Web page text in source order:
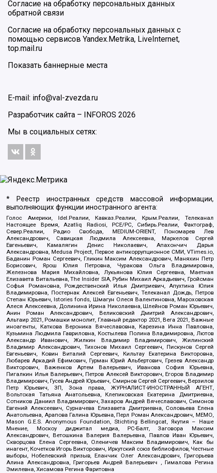
Согласие на обработку персональных данных
обратной связи
Согласие на обработку персональных данных с
помощью сервисов Yandex.Metrika, LiveInternet,
top.mail.ru
Показать баннерные места
E-mail: info@val-zvezda.ru
Разработчик сайта –
INFOROS 2026
Мы в социальных сетях:
* Реестр иностранных средств массовой информации,
выполняющих функции иностранного агента:
Голос Америки, Idel.Реалии, Кавказ.Реалии, Крым.Реалии, Телеканал
Настоящее Время, Azatliq Radiosi, PCE/PC, Сибирь.Реалии, Фактограф,
Север.Реалии, Радио Свобода, MEDIUM-ORIENT, Пономарев Лев
Александрович, Савицкая Людмила Алексеевна, Маркелов Сергей
Евгеньевич, Камалягин Денис Николаевич, Апахончич Дарья
Александровна, Medusa Project, Первое антикоррупционное СМИ, VTimes.io,
Баданин Роман Сергеевич, Гликин Максим Александрович, Маняхин Петр
Борисович, Ярош Юлия Петровна, Чуракова Ольга Владимировна,
Железнова Мария Михайловна, Лукьянова Юлия Сергеевна, Маетная
Елизавета Витальевна, The Insider SIA, Рубин Михаил Аркадьевич, Гройсман
Софья Романовна, Рождественский Илья Дмитриевич, Апухтина Юлия
Владимировна, Постернак Алексей Евгеньевич, Телеканал Дождь, Петров
Степан Юрьевич, Istories fonds, Шмагун Олеся Валентиновна, Мароховская
Алеся Алексеевна, Долинина Ирина Николаевна, Шлейнов Роман Юрьевич,
Анин Роман Александрович, Великовский Дмитрий Александрович,
Альтаир 2021, Ромашки монолит, Главный редактор 2021, Вега 2021, Важные
иноагенты, Каткова Вероника Вячеславовна, Карезина Инна Павловна,
Кузьмина Людмила Гавриловна, Костылева Полина Владимировна, Лютов
Александр Иванович, Жилкин Владимир Владимирович, Жилинский
Владимир Александрович, Тихонов Михаил Сергеевич, Пискунов Сергей
Евгеньевич, Ковин Виталий Сергеевич, Кильтау Екатерина Викторовна,
Любарев Аркадий Ефимович, Гурман Юрий Альбертович, Грезев Александр
Викторович, Важенков Артем Валерьевич, Иванова София Юрьевна,
Пигалкин Илья Валерьевич, Петров Алексей Викторович, Егоров Владимир
Владимирович, Гусев Андрей Юрьевич, Смирнов Сергей Сергеевич, Верзилов
Петр Юрьевич, ЗП, Зона права, ЖУРНАЛИСТ-ИНОСТРАННЫЙ АГЕНТ,
Вольтская Татьяна Анатольевна, Клепиковская Екатерина Дмитриевна,
Сотников Даниил Владимирович, Захаров Андрей Вячеславович, Симонов
Евгений Алексеевич, Сурначева Елизавета Дмитриевна, Соловьева Елена
Анатольевна, Арапова Галина Юрьевна, Перл Роман Александрович, МЕМО,
Mason G.E.S. Anonymous Foundation, Stichting Bellingcat, Якутия – Наше
Мнение, Москоу диджитал медиа, РС-Балт, Заговора Максим
Александрович, Ветошкина Валерия Валерьевна, Павлов Иван Юрьевич,
Скворцова Елена Сергеевна, Оленичев Максим Владимирович, Как бы
инагент, Кочетков Игорь Викторович, Иркутский союз библиофилов, Честные
выборы, Нобелевский призыв, Еланчик Олег Александрович, Григорьева
Алина Александровна, Григорьев Андрей Валерьевич , Гималова Регина
Эмилевна, Хисамова Регина Фаритовна